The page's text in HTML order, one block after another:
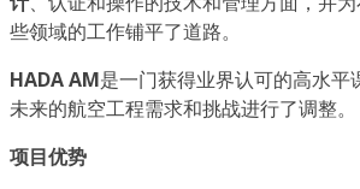
些领域的工作铺平了道路。
HADA AM是一门获得业界认可的高水平
未来的航空工程需求和挑战进行了调整。
项目优势